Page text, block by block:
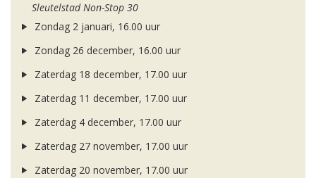
Sleutelstad Non-Stop 30
Zondag 2 januari, 16.00 uur
Zondag 26 december, 16.00 uur
Zaterdag 18 december, 17.00 uur
Zaterdag 11 december, 17.00 uur
Zaterdag 4 december, 17.00 uur
Zaterdag 27 november, 17.00 uur
Zaterdag 20 november, 17.00 uur